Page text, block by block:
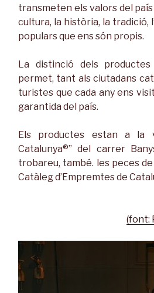
transmeten els valors del país
cultura, la història, la tradició,
populars que ens són propis.
La distinció dels
permet, tant als ciutadans
turistes que cada any ens
garantida del país.
Els productes estan a la
Catalunya®” del carrer
trobareu, també. les peces
Catàleg d’Empremtes de
(font: